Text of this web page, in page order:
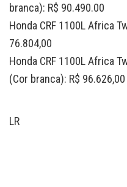
branca): R$ 90.490.00
Honda CRF 1100L Africa
76.804,00
Honda CRF 1100L Africa
(Cor branca): R$ 96.626,00
LR